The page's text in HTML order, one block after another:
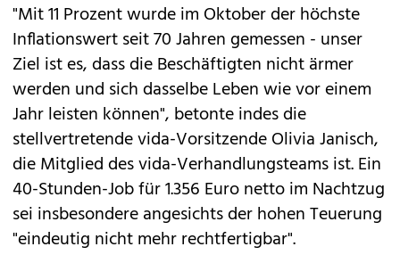
"Mit 11 Prozent wurde im Oktober der höchste
Inflationswert seit 70 Jahren gemessen - unser
Ziel ist es, dass die Beschäftigten nicht ärmer
werden und sich dasselbe Leben wie vor einem
Jahr leisten können", betonte indes die
stellvertretende vida-Vorsitzende Olivia Janisch,
die Mitglied des vida-Verhandlungsteams ist. Ein
40-Stunden-Job für 1.356 Euro netto im Nachtzug
sei insbesondere angesichts der hohen Teuerung
"eindeutig nicht mehr rechtfertigbar".